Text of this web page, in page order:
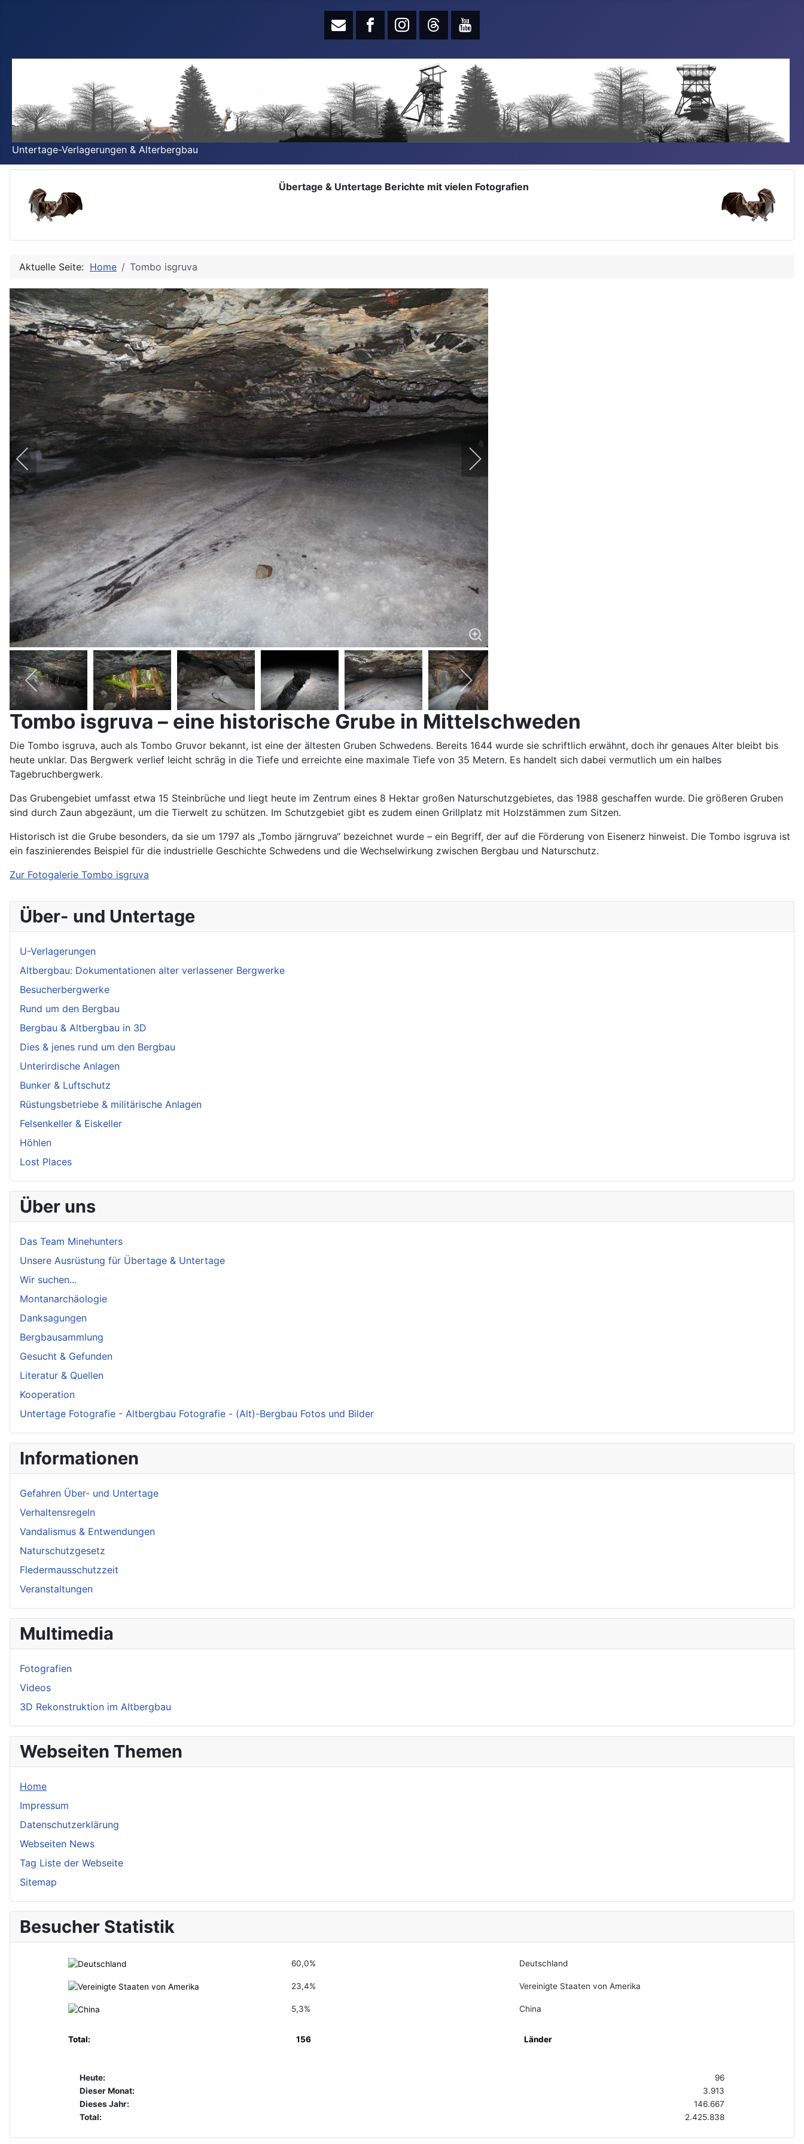
Untertage-Verlagerungen & Alterbergbau
Übertage & Untertage Berichte mit vielen Fotografien
Aktuelle Seite: Home Tombo isgruva
Tombo isgruva – eine historische Grube in Mittelschweden
Die Tombo isgruva, auch als Tombo Gruvor bekannt, ist eine der ältesten Gruben Schwedens. Bereits 1644 wurde sie schriftlich erwähnt, doch ihr genaues Alter bleibt bis
heute unklar. Das Bergwerk verlief leicht schräg in die Tiefe und erreichte eine maximale Tiefe von 35 Metern. Es handelt sich dabei vermutlich um ein halbes
Tagebruchbergwerk.
Das Grubengebiet umfasst etwa 15 Steinbrüche und liegt heute im Zentrum eines 8 Hektar großen Naturschutzgebietes, das 1988 geschaffen wurde. Die größeren Gruben
sind durch Zaun abgezäunt, um die Tierwelt zu schützen. Im Schutzgebiet gibt es zudem einen Grillplatz mit Holzstämmen zum Sitzen.
Historisch ist die Grube besonders, da sie um 1797 als „Tombo järngruva“ bezeichnet wurde – ein Begriff, der auf die Förderung von Eisenerz hinweist. Die Tombo isgruva ist
ein faszinierendes Beispiel für die industrielle Geschichte Schwedens und die Wechselwirkung zwischen Bergbau und Naturschutz.
Zur Fotogalerie Tombo isgruva
Über- und Untertage
U-Verlagerungen
Altbergbau: Dokumentationen alter verlassener Bergwerke
Besucherbergwerke
Rund um den Bergbau
Bergbau & Altbergbau in 3D
Dies & jenes rund um den Bergbau
Unterirdische Anlagen
Bunker & Luftschutz
Rüstungsbetriebe & militärische Anlagen
Felsenkeller & Eiskeller
Höhlen
Lost Places
Über uns
Das Team Minehunters
Unsere Ausrüstung für Übertage & Untertage
Wir suchen...
Montanarchäologie
Danksagungen
Bergbausammlung
Gesucht & Gefunden
Literatur & Quellen
Kooperation
Untertage Fotografie - Altbergbau Fotografie - (Alt)-Bergbau Fotos und Bilder
Informationen
Gefahren Über- und Untertage
Verhaltensregeln
Vandalismus & Entwendungen
Naturschutzgesetz
Fledermausschutzzeit
Veranstaltungen
Multimedia
Fotografien
Videos
3D Rekonstruktion im Altbergbau
Webseiten Themen
Home
Impressum
Datenschutzerklärung
Webseiten News
Tag Liste der Webseite
Sitemap
Besucher Statistik
60,0% Deutschland
23,4% Vereinigte Staaten von Amerika
5,3% China
Total: 156 Länder
Heute:
96
Dieser Monat:
3.913
Dieses Jahr:
146.667
Total:
2.425.838